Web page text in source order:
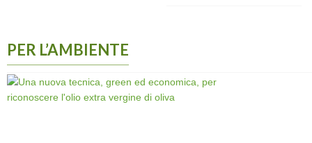
PER L’AMBIENTE